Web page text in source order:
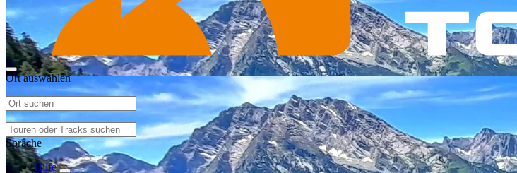
Ort auswählen
Sprache
Hilfe